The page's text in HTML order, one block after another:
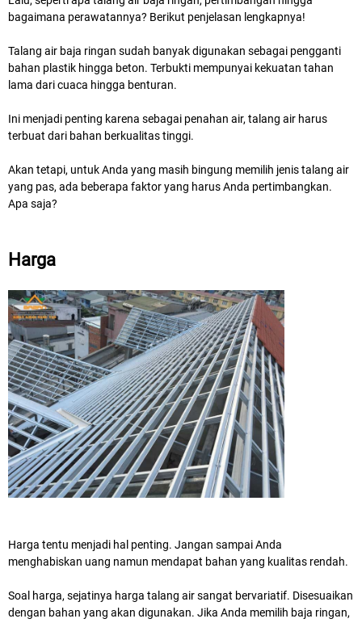
bagaimana perawatannya? Berikut penjelasan lengkapnya!
Talang air baja ringan sudah banyak digunakan sebagai pengganti
bahan plastik hingga beton. Terbukti mempunyai kekuatan tahan
lama dari cuaca hingga benturan.
Ini menjadi penting karena sebagai penahan air, talang air harus
terbuat dari bahan berkualitas tinggi.
Akan tetapi, untuk Anda yang masih bingung memilih jenis talang air
yang pas, ada beberapa faktor yang harus Anda pertimbangkan.
Apa saja?
Harga
Harga tentu menjadi hal penting. Jangan sampai Anda
menghabiskan uang namun mendapat bahan yang kualitas rendah.
Soal harga, sejatinya harga talang air sangat bervariatif. Disesuaikan
dengan bahan yang akan digunakan. Jika Anda memilih baja ringan,